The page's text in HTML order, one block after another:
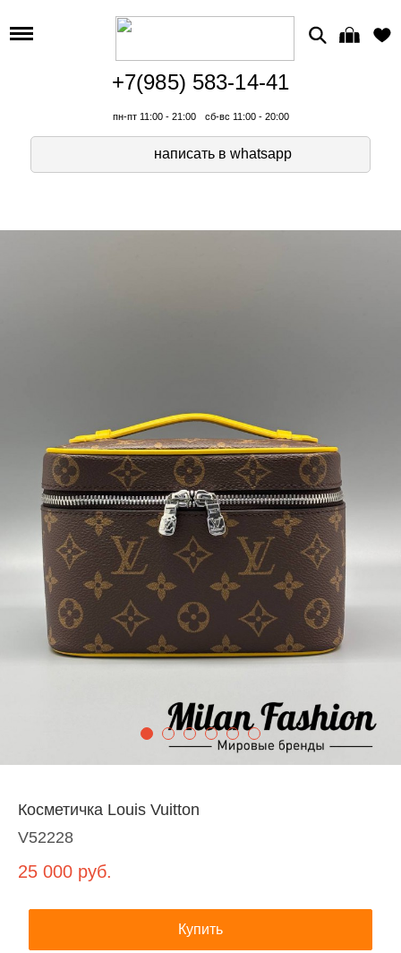
+7(985) 583-14-41
пн-пт 11:00 - 21:00 сб-вс 11:00 - 20:00
написать в whatsapp
Косметичка Louis Vuitton
V52228
25 000 руб.
Купить